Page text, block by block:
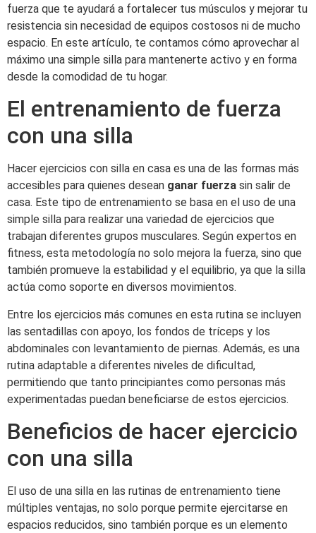
fuerza que te ayudará a fortalecer tus músculos y mejorar tu
resistencia sin necesidad de equipos costosos ni de mucho
espacio. En este artículo, te contamos cómo aprovechar al
máximo una simple silla para mantenerte activo y en forma
desde la comodidad de tu hogar.
El entrenamiento de fuerza
con una silla
Hacer ejercicios con silla en casa es una de las formas más
accesibles para quienes desean ganar fuerza sin salir de
casa. Este tipo de entrenamiento se basa en el uso de una
simple silla para realizar una variedad de ejercicios que
trabajan diferentes grupos musculares. Según expertos en
fitness, esta metodología no solo mejora la fuerza, sino que
también promueve la estabilidad y el equilibrio, ya que la silla
actúa como soporte en diversos movimientos.
Entre los ejercicios más comunes en esta rutina se incluyen
las sentadillas con apoyo, los fondos de tríceps y los
abdominales con levantamiento de piernas. Además, es una
rutina adaptable a diferentes niveles de dificultad,
permitiendo que tanto principiantes como personas más
experimentadas puedan beneficiarse de estos ejercicios.
Beneficios de hacer ejercicio
con una silla
El uso de una silla en las rutinas de entrenamiento tiene
múltiples ventajas, no solo porque permite ejercitarse en
espacios reducidos, sino también porque es un elemento